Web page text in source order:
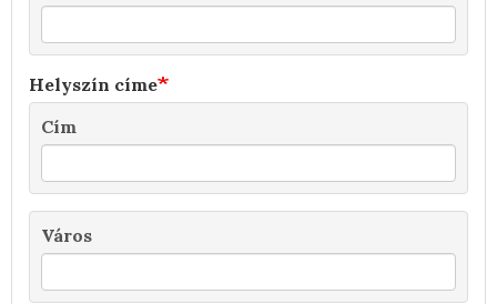
Helyszín címe
Cím
Város